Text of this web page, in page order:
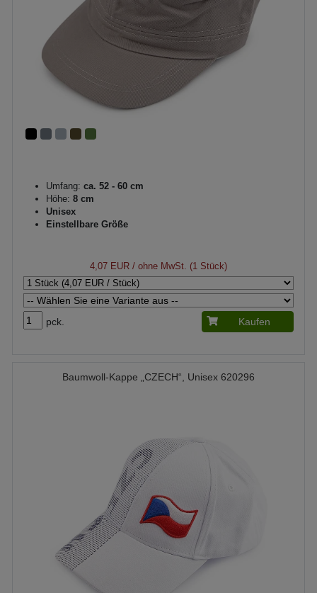
Umfang: ca. 52 - 60 cm
Höhe: 8 cm
Unisex
Einstellbare Größe
4,07 EUR / ohne MwSt. (1 Stück)
pck. Kaufen
Baumwoll-Kappe „CZECH“, Unisex 620296